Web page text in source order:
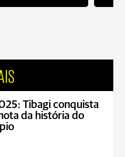
Tibagi conquista
da história do